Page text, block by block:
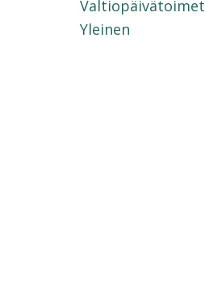
Valtiopäivätoimet
Yleinen